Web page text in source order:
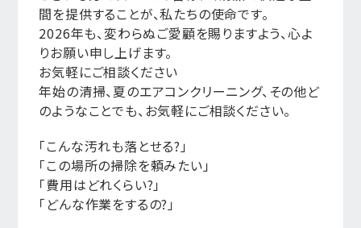
間を提供することが、私たちの使命です。
2026年も、変わらぬご愛顧を賜りますよう、心よ
りお願い申し上げます。
お気軽にご相談ください
年始の清掃、夏のエアコンクリーニング、その他ど
のようなことでも、お気軽にご相談ください。
「こんな汚れも落とせる?」
「この場所の掃除を頼みたい」
「費用はどれくらい?」
「どんな作業をするの?」